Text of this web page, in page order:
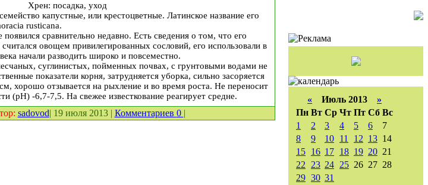
Хрен: посадка, уход
капустные, или крестоцветные. Латинское название его
rusticana.
сравнительно недавно. Есть сведения о том, что его
овощем привилегированных сословий, его использовали в
начали разводить широко и повсеместно.
суглинистых, пойменных почвах, с грунтовыми водами не
показатели корня, затрудняется уборка, сильно засоряется
хорошо отзывается на рыхление и во время роста. Не переносит
(рН) -6,7-7,5. На свежее известкование реагирует средне.
sadovod| 19 июля 2013 | Комментариев 0 |
« Июль 2013 »
Пн Вт Ср Чт Пт Сб Вс
1
2 3 4 5 6
7
8
9 10 11 12 13 14
15 16 17 18 19 20 21
22
23 24 25 26 27 28
29 30 31